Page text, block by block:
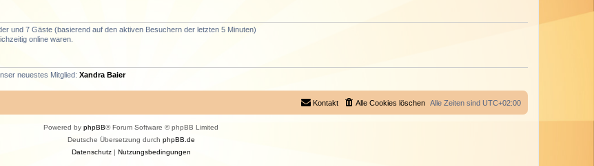
und 7 Gäste (basierend auf den aktiven Besuchern der letzten 5 Minuten)
online waren.
neuestes Mitglied: Xandra Baier
Alle Zeiten sind UTC+02:00
Alle Cookies löschen
Kontakt
Powered by phpBB® Forum Software © phpBB Limited
Deutsche Übersetzung durch phpBB.de
Datenschutz| Nutzungsbedingungen